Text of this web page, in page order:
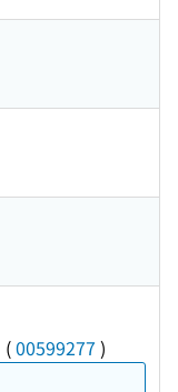
(00599277 )